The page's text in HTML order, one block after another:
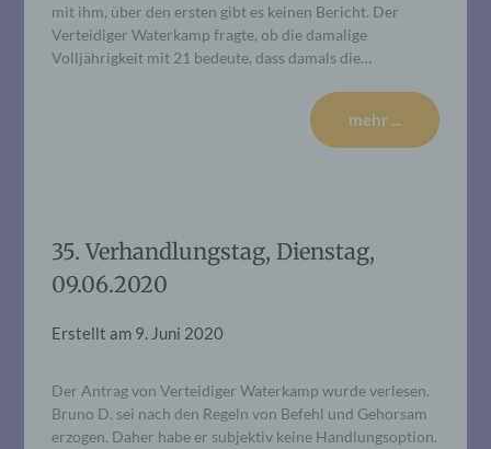
mit ihm, über den ersten gibt es keinen Bericht. Der
Verteidiger Waterkamp fragte, ob die damalige
Volljährigkeit mit 21 bedeute, dass damals die…
mehr ...
35. Verhandlungstag, Dienstag,
09.06.2020
Erstellt am 9. Juni 2020
Der Antrag von Verteidiger Waterkamp wurde verlesen.
Bruno D. sei nach den Regeln von Befehl und Gehorsam
erzogen. Daher habe er subjektiv keine Handlungsoption.